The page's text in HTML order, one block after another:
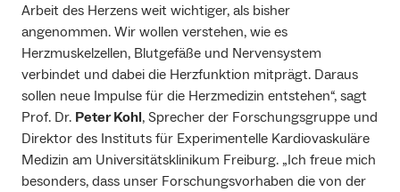
Arbeit des Herzens weit wichtiger, als bisher
angenommen. Wir wollen verstehen, wie es
Herzmuskelzellen, Blutgefäße und Nervensystem
verbindet und dabei die Herzfunktion mitprägt. Daraus
sollen neue Impulse für die Herzmedizin entstehen“, sagt
Prof. Dr. Peter Kohl, Sprecher der Forschungsgruppe und
Direktor des Instituts für Experimentelle Kardiovaskuläre
Medizin am Universitätsklinikum Freiburg. „Ich freue mich
besonders, dass unser Forschungsvorhaben die von der